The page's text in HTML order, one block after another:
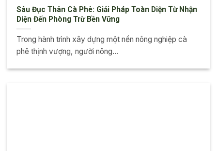
Sâu Đục Thân Cà Phê: Giải Pháp Toàn Diện Từ Nhận
Diện Đến Phòng Trừ Bền Vững
Trong hành trình xây dựng một nền nông nghiệp cà
phê thịnh vượng, người nông...